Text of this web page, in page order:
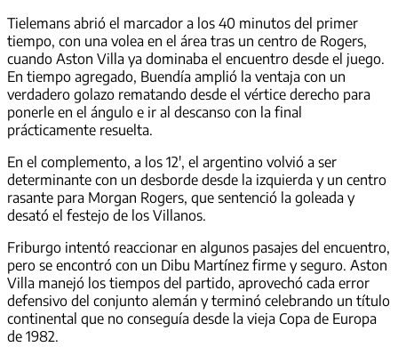
Tielemans abrió el marcador a los 40 minutos del primer
tiempo, con una volea en el área tras un centro de Rogers,
cuando Aston Villa ya dominaba el encuentro desde el juego.
En tiempo agregado, Buendía amplió la ventaja con un
verdadero golazo rematando desde el vértice derecho para
ponerle en el ángulo e ir al descanso con la final
prácticamente resuelta.
En el complemento, a los 12′, el argentino volvió a ser
determinante con un desborde desde la izquierda y un centro
rasante para Morgan Rogers, que sentenció la goleada y
desató el festejo de los Villanos.
Friburgo intentó reaccionar en algunos pasajes del encuentro,
pero se encontró con un Dibu Martínez firme y seguro. Aston
Villa manejó los tiempos del partido, aprovechó cada error
defensivo del conjunto alemán y terminó celebrando un título
continental que no conseguía desde la vieja Copa de Europa
de 1982.